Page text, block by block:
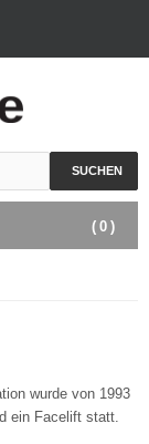
SUCHEN
( 0 )
wurde von 1993
ein Facelift statt.